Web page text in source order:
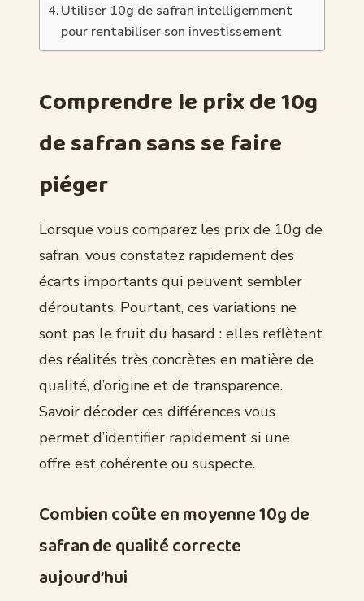
Utiliser 10g de safran intelligemment
pour rentabiliser son investissement
Comprendre le prix de 10g
de safran sans se faire
piéger
Lorsque vous comparez les prix de 10g de
safran, vous constatez rapidement des
écarts importants qui peuvent sembler
déroutants. Pourtant, ces variations ne
sont pas le fruit du hasard : elles reflètent
des réalités très concrètes en matière de
qualité, d’origine et de transparence.
Savoir décoder ces différences vous
permet d’identifier rapidement si une
offre est cohérente ou suspecte.
Combien coûte en moyenne 10g de
safran de qualité correcte
aujourd’hui